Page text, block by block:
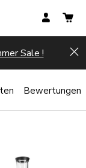
Sale !
Bewertungen